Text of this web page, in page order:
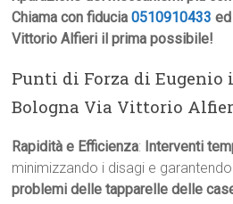
Chiama con fiducia0510910433
Vittorio Alfieri il prima possibile!
Punti di Forza di
Bologna Via Vittorio
Rapidità e Efficienza: Interventi
minimizzando i disagi e
problemi delle tapparelle delle